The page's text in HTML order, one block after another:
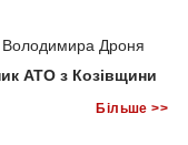
Володимира Дроня
АТО з Козівщини
Більше >>